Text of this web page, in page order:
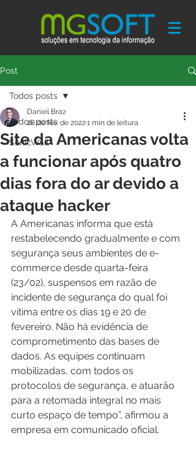
Post
Todos posts
SonicWall
Todos posts
Site da Americanas volta
a funcionar após quatro
dias fora do ar devido a
ataque hacker
Daniel Braz
28 de fev. de 20221 min de leitura
A Americanas informa que está
restabelecendo gradualmente e com
segurança seus ambientes de e-
commerce desde quarta-feira
(23/02), suspensos em razão de
incidente de segurança do qual foi
vítima entre os dias 19 e 20 de
fevereiro. Não há evidência de
comprometimento das bases de
dados. As equipes continuam
mobilizadas, com todos os
protocolos de segurança, e atuarão
para a retomada integral no mais
curto espaço de tempo”, afirmou a
empresa em comunicado oficial.